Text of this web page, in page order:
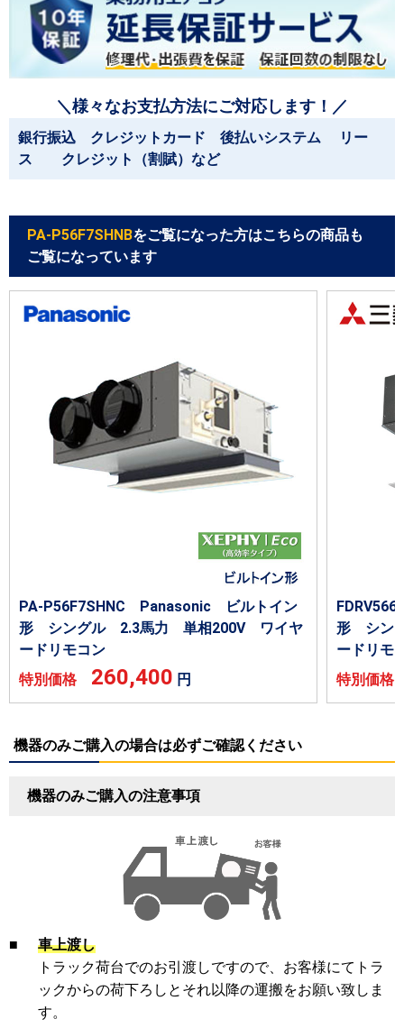
＼様々なお支払方法にご対応します！／
銀行振込 クレジットカード 後払いシステム リー
ス クレジット（割賦）など
PA-P56F7SHNBをご覧になった方はこちらの商品も
ご覧になっています
PA-P56F7SHNC Panasonic ビルトイン
形 シングル 2.3馬力 単相200V ワイヤ
ードリモコン
特別価格 260,400 円
形 シン
ードリモ
特別価
機器のみご購入の場合は必ずご確認ください
機器のみご購入の注意事項
■
車上渡し
トラック荷台でのお引渡しですので、お客様にてトラ
ックからの荷下ろしとそれ以降の運搬をお願い致しま
す。